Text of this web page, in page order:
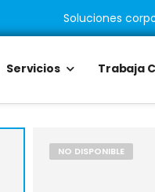
Soluciones
Servicios Trabaja
NO DISPONIBLE